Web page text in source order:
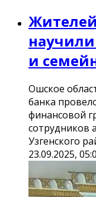
Жителей
и
Ошское
банка
финансовой
сотрудников
Узгенского
23.09.2025,